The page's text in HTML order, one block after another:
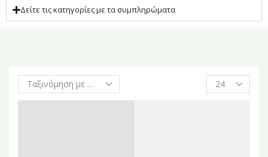
Δείτε τις κατηγορίες με τα συμπληρώματα